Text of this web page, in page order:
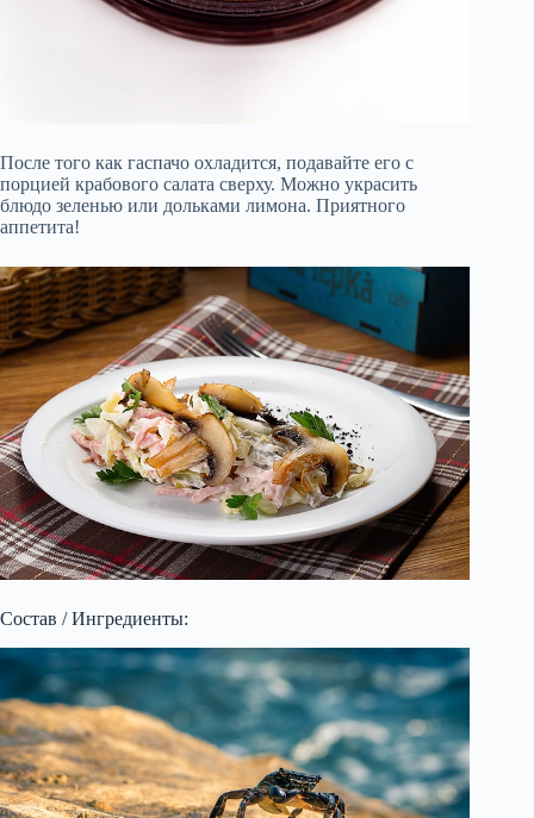
После того как гаспачо охладится, подавайте его с
порцией крабового салата сверху. Можно украсить
блюдо зеленью или дольками лимона. Приятного
аппетита!
Состав / Ингредиенты: